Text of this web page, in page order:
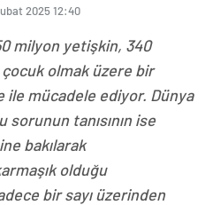
2025 12:40
milyon yetişkin, 340
olmak üzere bir
mücadele ediyor. Dünya
tanısının ise
bakılarak
olduğu
bir sayı üzerinden